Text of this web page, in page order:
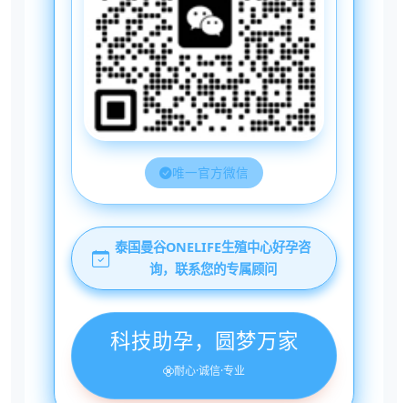
唯一官方微信
泰国曼谷ONELIFE生殖中心好孕咨
询，联系您的专属顾问
科技助孕，圆梦万家
耐心·诚信·专业